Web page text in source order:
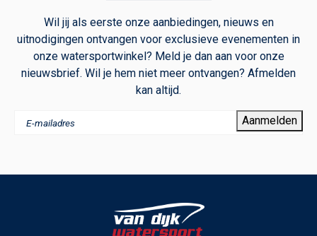
Wil jij als eerste onze aanbiedingen, nieuws en
uitnodigingen ontvangen voor exclusieve evenementen in
onze watersportwinkel? Meld je dan aan voor onze
nieuwsbrief. Wil je hem niet meer ontvangen? Afmelden
kan altijd.
Aanmelden